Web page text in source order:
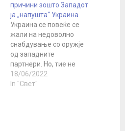
причини зошто Западот
ја „напушта“ Украина
Украина се повеќе се
жали на недоволно
снабдување со оружје
од западните
партнери. Но, тие не
брзаат да ги испразнат
своите арсенали.
18/06/2022
In "Свет"